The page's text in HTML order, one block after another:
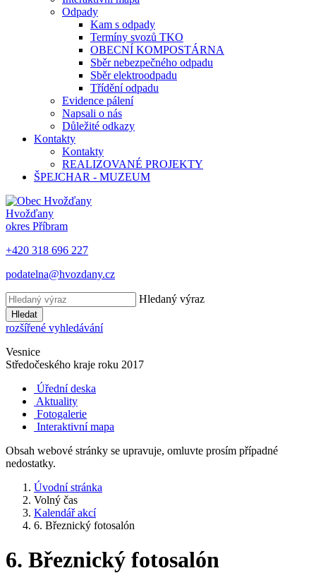
Odpady
Kam s odpady
Termíny svozů TKO
OBECNÍ KOMPOSTÁRNA
Sběr nebezpečného odpadu
Sběr elektroodpadu
Třídění odpadu
Evidence pálení
Napsali o nás
Důležité odkazy
Kontakty
Kontakty
REALIZOVANÉ PROJEKTY
ŠPEJCHAR - MUZEUM
Hvožďany
okres Příbram
+420 318 696 227
podatelna@hvozdany.cz
Hledaný výraz
Hledat
rozšířené vyhledávání
Vesnice
Středočeského kraje roku 2017
Úřední deska
Aktuality
Fotogalerie
Interaktivní mapa
Obsah webové stránky se upravuje, omluvte prosím případné
nedostatky.
Úvodní stránka
Volný čas
Kalendář akcí
6. Březnický fotosalón
6. Březnický fotosalón